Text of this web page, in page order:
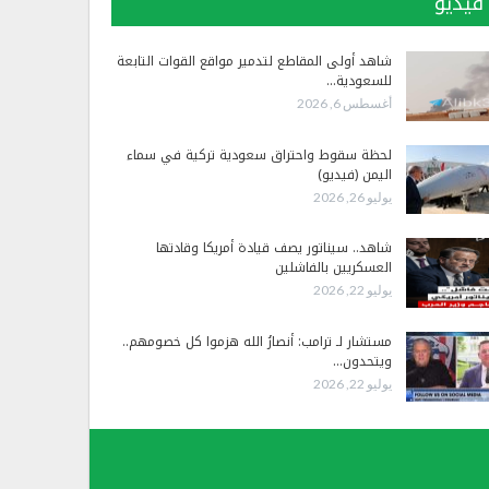
شاهد أولى المقاطع لتدمير مواقع القوات التابعة
للسعودية…
أغسطس 6, 2026
لحظة سقوط واحتراق سعودية تركية في سماء
اليمن (فيديو)
يوليو 26, 2026
شاهد.. سيناتور يصف قيادة أمريكا وقادتها
العسكريين بالفاشلين
يوليو 22, 2026
مستشار لـ ترامب: أنصارُ الله هزموا كل خصومهم..
ويتحدون…
يوليو 22, 2026